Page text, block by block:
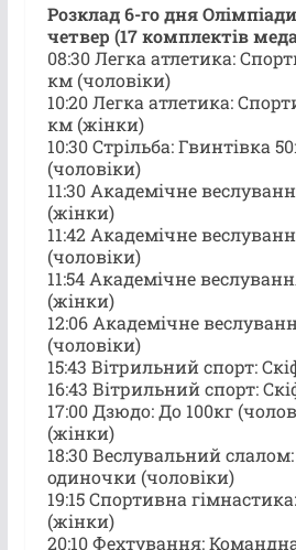
Розклад 6-го дня
четвер (17 комплектів
08:30 Легка атлетика:
км (чоловіки)
10:20 Легка атлетика:
км (жінки)
10:30 Стрільба: Гвинтівка
(чоловіки)
11:30 Академічне
(жінки)
11:42 Академічне
(чоловіки)
11:54 Академічне
(жінки)
12:06 Академічне
(чоловіки)
15:43 Вітрильний спорт:
16:43 Вітрильний спорт:
17:00 Дзюдо: До 100кг
(жінки)
18:30 Веслувальний
одиночки (чоловіки)
19:15 Спортивна
(жінки)
20:10 Фехтування: